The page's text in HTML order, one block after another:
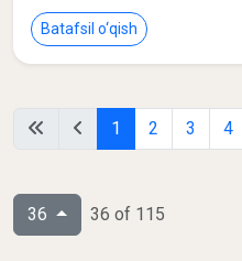
Batafsil o‘qish
1 2 3 4
36 36 of 115